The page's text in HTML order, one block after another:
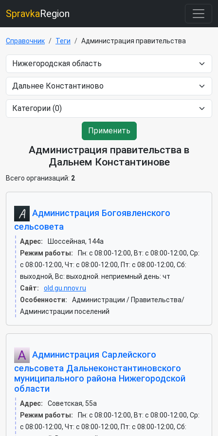
SpravkaRegion
Справочник Теги Администрация правительства
Применить
Администрация правительства в
Дальнем Константинове
Всего организаций: 2
Администрация Богоявленского
сельсовета
Адрес:
Шоссейная, 144а
Режим работы:
Пн: c 08:00-12:00, Вт: c 08:00-12:00, Ср:
c 08:00-12:00, Чт: c 08:00-12:00, Пт: c 08:00-12:00, Сб:
выходной, Вс: выходной. неприемный день: чт
Сайт:
old.gu.nnov.ru
Особенности:
Администрации / Правительства/
Администрации поселений
Администрация Сарлейского
сельсовета Дальнеконстантиновского
муниципального района Нижегородской
области
Адрес:
Советская, 55а
Режим работы:
Пн: c 08:00-12:00, Вт: c 08:00-12:00, Ср:
c 08:00-12:00, Чт: c 08:00-12:00, Пт: c 08:00-12:00, Сб: